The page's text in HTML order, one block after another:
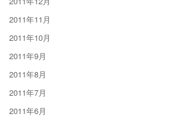
2011年11月
2011年10月
2011年9月
2011年8月
2011年7月
2011年6月